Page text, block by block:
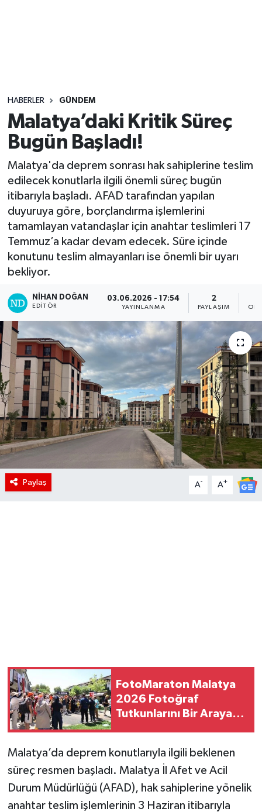
HABERLER GÜNDEM
Malatya’daki Kritik Süreç
Bugün Başladı!
Malatya'da deprem sonrası hak sahiplerine teslim
edilecek konutlarla ilgili önemli süreç bugün
itibarıyla başladı. AFAD tarafından yapılan
duyuruya göre, borçlandırma işlemlerini
tamamlayan vatandaşlar için anahtar teslimleri 17
Temmuz’a kadar devam edecek. Süre içinde
konutunu teslim almayanları ise önemli bir uyarı
bekliyor.
NIHAN DOĞAN
EDITÖR
03.06.2026 - 17:54
YAYINLANMA
2
PAYLAŞIM
Paylaş A- A+
FotoMaraton Malatya
2026 Fotoğraf
Tutkunlarını Bir Araya
Malatya’da deprem konutlarıyla ilgili beklenen
süreç resmen başladı. Malatya İl Afet ve Acil
Durum Müdürlüğü (AFAD), hak sahiplerine yönelik
anahtar teslim işlemlerinin 3 Haziran itibarıyla
Yaşam